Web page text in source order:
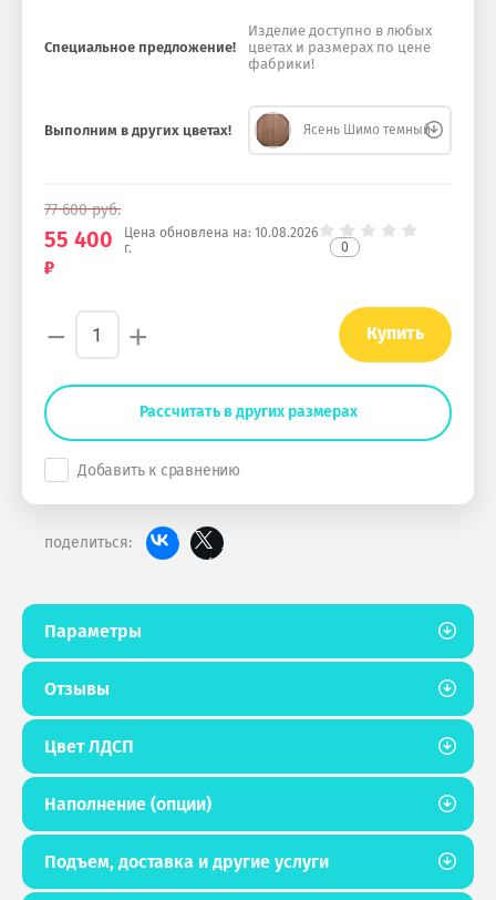
Специальное предложение!
Изделие доступно в любых
цветах и размерах по цене
фабрики!
Выполним в других цветах! Ясень Шимо темный
77 600руб.
55 400 Цена обновлена на:10.08.2026
г.
0
− + Купить
Рассчитать в других размерах
Добавить к сравнению
поделиться:
Параметры
Отзывы
Цвет ЛДСП
Наполнение (опции)
Подъем, доставка и другие услуги